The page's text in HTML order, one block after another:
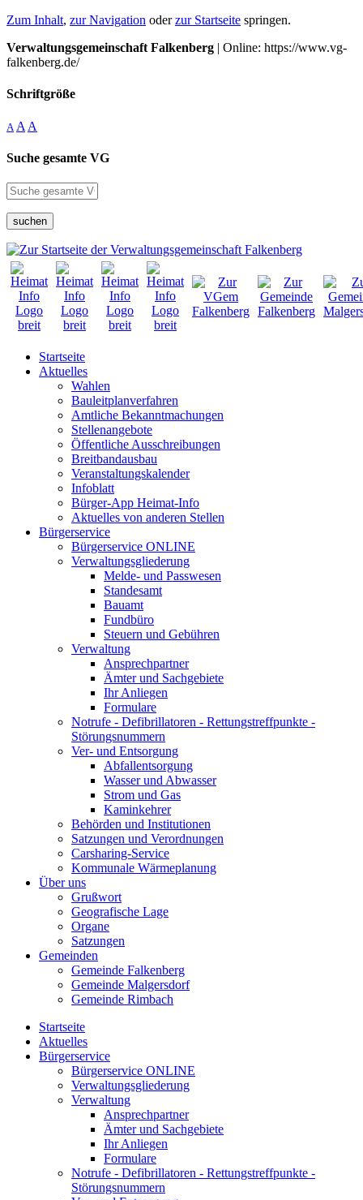
Zum Inhalt, zur Navigation oderzur Startseite springen.
Verwaltungsgemeinschaft Falkenberg | Online: https://www.vg-
falkenberg.de/
Schriftgröße
A A A
Suche gesamte VG
suchen
Startseite
Aktuelles
Wahlen
Bauleitplanverfahren
Amtliche Bekanntmachungen
Stellenangebote
Öffentliche Ausschreibungen
Breitbandausbau
Veranstaltungskalender
Infoblatt
Bürger-App Heimat-Info
Aktuelles von anderen Stellen
Bürgerservice
Bürgerservice ONLINE
Verwaltungsgliederung
Melde- und Passwesen
Standesamt
Bauamt
Fundbüro
Steuern und Gebühren
Verwaltung
Ansprechpartner
Ämter und Sachgebiete
Ihr Anliegen
Formulare
Notrufe - Defibrillatoren - Rettungstreffpunkte -
Störungsnummern
Ver- und Entsorgung
Abfallentsorgung
Wasser und Abwasser
Strom und Gas
Kaminkehrer
Behörden und Institutionen
Satzungen und Verordnungen
Carsharing-Service
Kommunale Wärmeplanung
Über uns
Grußwort
Geografische Lage
Organe
Satzungen
Gemeinden
Gemeinde Falkenberg
Gemeinde Malgersdorf
Gemeinde Rimbach
Startseite
Aktuelles
Bürgerservice
Bürgerservice ONLINE
Verwaltungsgliederung
Verwaltung
Ansprechpartner
Ämter und Sachgebiete
Ihr Anliegen
Formulare
Notrufe - Defibrillatoren - Rettungstreffpunkte -
Störungsnummern